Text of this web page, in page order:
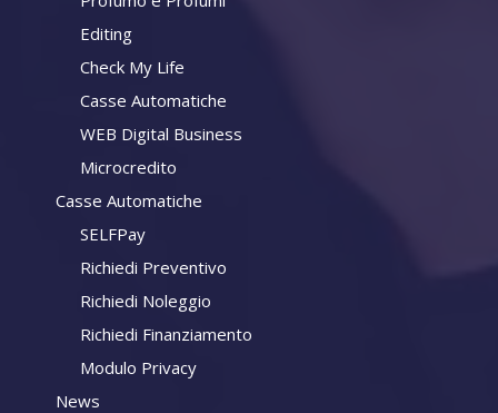
Editing
Check My Life
Casse Automatiche
WEB Digital Business
Microcredito
Casse Automatiche
SELFPay
Richiedi Preventivo
Richiedi Noleggio
Richiedi Finanziamento
Modulo Privacy
News